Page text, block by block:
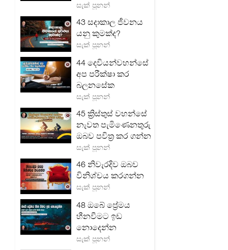
සැක් පූනන්
43 සදාකාල ජීවනය
යනු කුමක්ද?
සැක් පූනන්
44 දෙවියන්වහන්සේ
අප පරීක්ෂා කර
බලනසේක
සැක් පූනන්
45 ක්‍රිස්තුස් වහන්සේ
නැවත පැමිණෙනතුරු
ඔබව පවිත්‍ර කර ගන්න
සැක් පූනන්
46 නිවැරදිව ඔබව
විනිශ්චය කරගන්න
සැක් පූනන්
48 ඔබේ ප්‍රේමය
හීනවීමට ඉඩ
නොදෙන්න
සැක් පූනන්